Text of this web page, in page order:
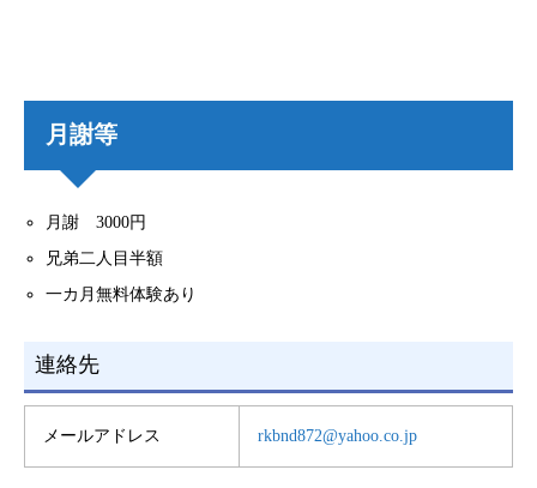
月謝等
月謝 3000円
兄弟二人目半額
一カ月無料体験あり
連絡先
メールアドレス rkbnd872@yahoo.co.jp